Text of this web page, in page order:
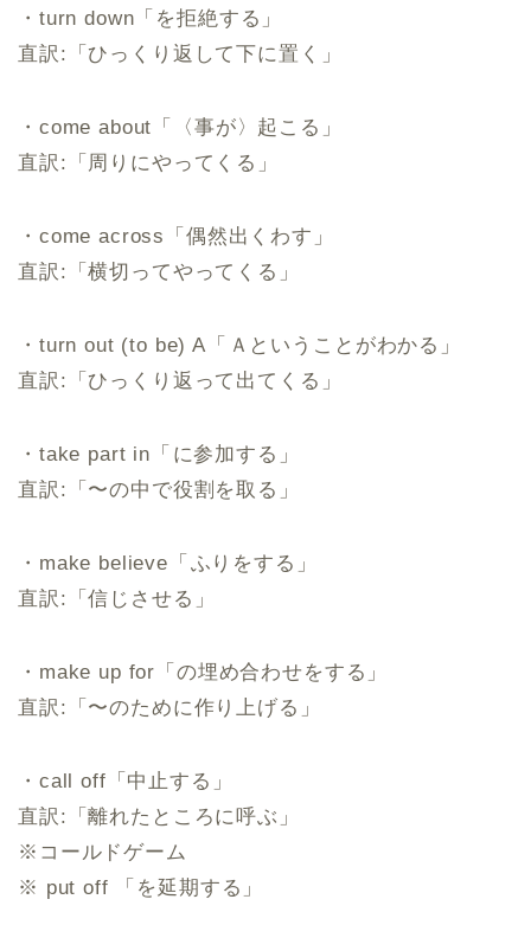
・turn down「を拒絶する」
直訳:「ひっくり返して下に置く」
・come about「〈事が〉起こる」
直訳:「周りにやってくる」
・come across「偶然出くわす」
直訳:「横切ってやってくる」
・turn out (to be) A「⁠Ａということがわかる」
直訳:「ひっくり返って出てくる」
・take part in「⁠に参加する」
直訳:「〜の中で役割を取る」
・make believe「⁠ふりをする」
直訳:「信じさせる」
・make up for「の埋め合わせをする」
直訳:「〜のために作り上げる」
・call off「中止する」
直訳:「離れたところに呼ぶ」
※コールドゲーム
※ put off 「を延期する」